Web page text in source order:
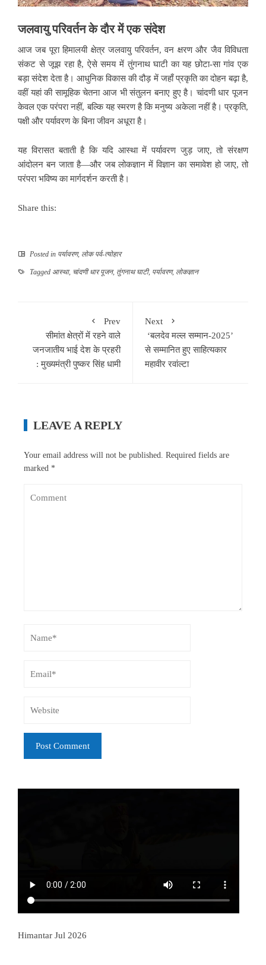
जलवायु परिवर्तन के दौर में एक संदेश
आज जब पूरा हिमालयी क्षेत्र जलवायु परिवर्तन, वन क्षरण और जैव विविधता
संकट से जूझ रहा है, ऐसे समय में तुंगनाथ घाटी का यह छोटा-सा गांव एक
बड़ा संदेश देता है। आधुनिक विकास की दौड़ में जहाँ प्रकृति का दोहन बढ़ा है,
वहीं यहां की सामूहिक चेतना आज भी संतुलन बनाए हुए है। चांदणी धार पूजन
केवल एक परंपरा नहीं, बल्कि यह स्मरण है कि मनुष्य अकेला नहीं है। प्रकृति,
पक्षी और पर्यावरण के बिना जीवन अधूरा है।
यह विरासत बताती है कि यदि आस्था में पर्यावरण जुड़ जाए, तो संरक्षण
आंदोलन बन जाता है—और जब लोकज्ञान में विज्ञान का समावेश हो जाए, तो
परंपरा भविष्य का मार्गदर्शन करती है।
Share this:
Posted in पर्यावरण, लोक पर्व-त्योहार
Tagged आस्था, चांदणी धार पूजन, तुंगनाथ घाटी, पर्यावरण, लोकज्ञान
Prev
सीमांत क्षेत्रों में रहने वाले
जनजातीय भाई देश के प्रहरी
: मुख्यमंत्री पुष्कर सिंह धामी
Next
‘बलदेव मल्ल सम्मान-2025’
से सम्मानित हुए साहित्यकार
महावीर रवांल्टा
LEAVE A REPLY
Your email address will not be published. Required fields are
marked *
Himantar Jul 2026